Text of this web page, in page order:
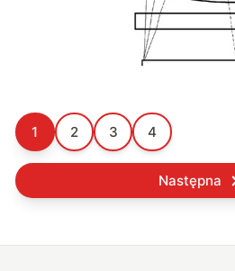
1 2 3 4
Następna